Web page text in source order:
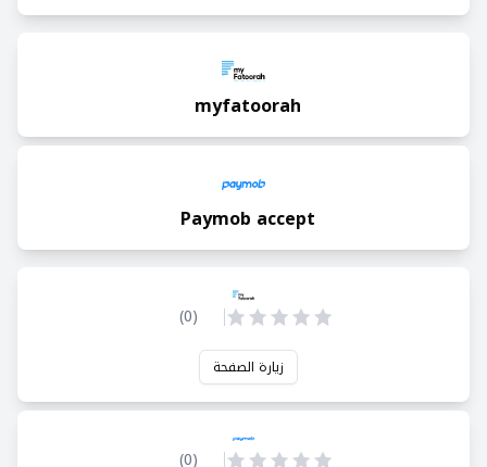
myfatoorah
Paymob accept
(
0
)
زيارة الصفحة
(
0
)